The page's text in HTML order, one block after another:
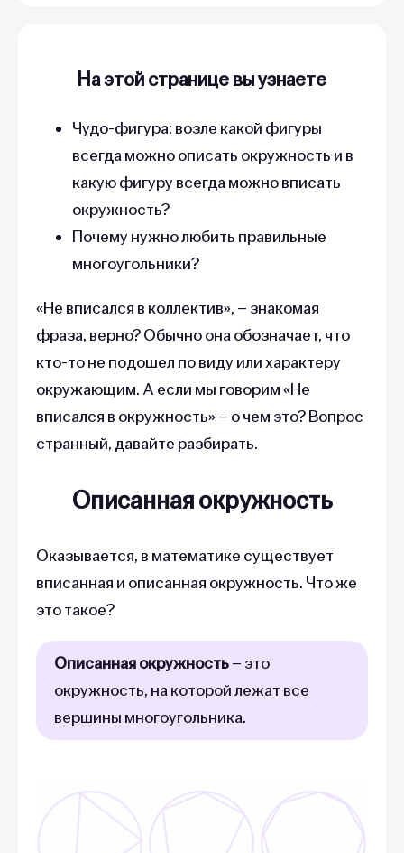
На этой странице вы узнаете
Чудо-фигура: возле какой фигуры
всегда можно описать окружность и в
какую фигуру всегда можно вписать
окружность?
Почему нужно любить правильные
многоугольники?
«Не вписался в коллектив», – знакомая
фраза, верно? Обычно она обозначает, что
кто-то не подошел по виду или характеру
окружающим. А если мы говорим «Не
вписался в окружность» – о чем это? Вопрос
странный, давайте разбирать.
Описанная окружность
Оказывается, в математике существует
вписанная и описанная окружность. Что же
это такое?
Описанная окружность– это
окружность, на которой лежат все
вершины многоугольника.